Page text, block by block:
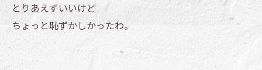
とりあえずいいけど
ちょっと恥ずかしかったわ。